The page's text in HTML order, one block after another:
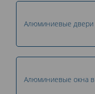
Алюминиевые двери
Алюминиевые окна в